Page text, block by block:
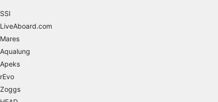
SSI
LiveAboard.com
Mares
Aqualung
Apeks
rEvo
Zoggs